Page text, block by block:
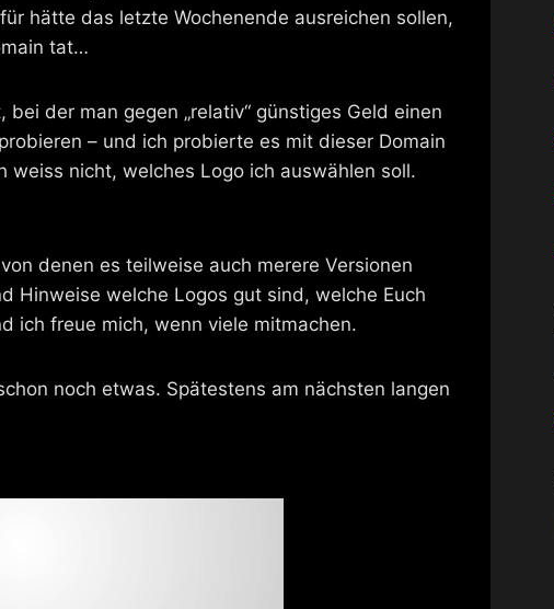
hätte das letzte Wochenende ausreichen sollen,
tat…
der man gegen „relativ“ günstiges Geld einen
– und ich probierte es mit dieser Domain
nicht, welches Logo ich auswählen soll.
denen es teilweise auch merere Versionen
Hinweise welche Logos gut sind, welche Euch
ich freue mich, wenn viele mitmachen.
noch etwas. Spätestens am nächsten langen